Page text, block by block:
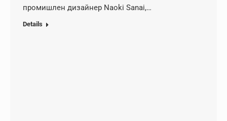
промишлен дизайнер Naoki Sanai,…
Details